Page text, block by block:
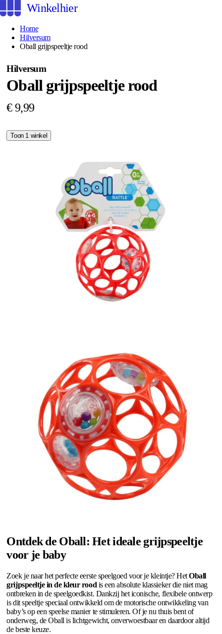
Winkelhier
Home
Hilversum
Oball grijpspeeltje rood
Hilversum
Oball grijpspeeltje rood
€ 9,99
Toon 1 winkel
Ontdek de Oball: Het ideale grijpspeeltje
voor je baby
Zoek je naar het perfecte eerste speelgoed voor je kleintje? HetOball
grijpspeeltje in de kleur rood is een absolute klassieker die niet mag
ontbreken in de speelgoedkist. Dankzij het iconische, flexibele ontwerp
is dit speeltje speciaal ontwikkeld om de motorische ontwikkeling van
baby’s op een speelse manier te stimuleren. Of je nu thuis bent of
onderweg, de Oball is lichtgewicht, onverwoestbaar en daardoor altijd
de beste keuze.